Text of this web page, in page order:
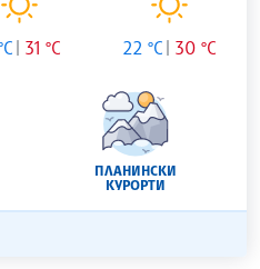
31 °C 22 °C 30 °C
ПЛАНИНСКИ
КУРОРТИ